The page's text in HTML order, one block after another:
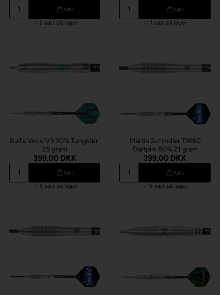
Køb
2 sæt på lager
Køb
1 sæt på lager
Bull's Veco V3 90% Tungsten
25 gram
399,00 DKK
Køb
3 sæt på lager
Martin Schindler TW80
Dartpile 80% 21 gram
399,00 DKK
Køb
6 sæt på lager